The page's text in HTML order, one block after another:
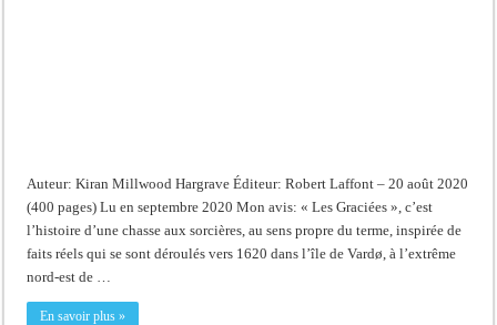
Auteur: Kiran Millwood Hargrave Éditeur: Robert Laffont – 20 août 2020
(400 pages) Lu en septembre 2020 Mon avis: « Les Graciées », c’est
l’histoire d’une chasse aux sorcières, au sens propre du terme, inspirée de
faits réels qui se sont déroulés vers 1620 dans l’île de Vardø, à l’extrême
nord-est de …
En savoir plus »